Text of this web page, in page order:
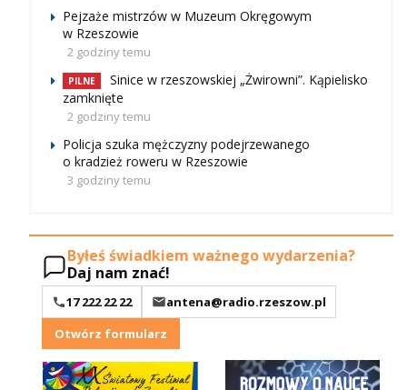
Pejzaże mistrzów w Muzeum Okręgowym
w Rzeszowie
2 godziny temu
PILNE
Sinice w rzeszowskiej „Żwirowni”. Kąpielisko
zamknięte
2 godziny temu
Policja szuka mężczyzny podejrzewanego
o kradzież roweru w Rzeszowie
3 godziny temu
Byłeś świadkiem ważnego wydarzenia?
Daj nam znać!
17 222 22 22
antena@radio.rzeszow.pl
Otwórz formularz